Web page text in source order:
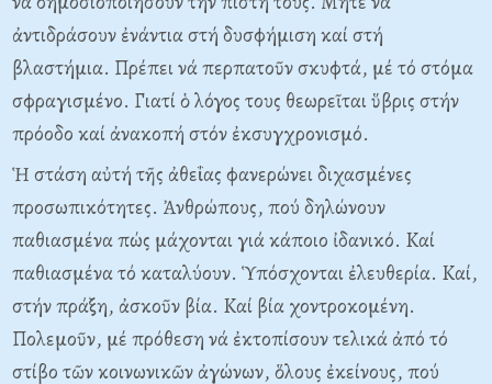
ἀντιδράσουν ἐνάντια στή δυσφήμιση καί στή
βλαστήμια. Πρέπει νά περπατοῦν σκυφτά, μέ τό στόμα
σφραγισμένο. Γιατί ὁ λόγος τους θεωρεῖται ὕβρις στήν
πρόοδο καί ἀνακοπή στόν ἐκσυγχρονισμό.
Ἡ στάση αὐτή τῆς ἀθεΐας φανερώνει διχασμένες
προσωπικότητες. Ἀνθρώπους, πού δηλώνουν
παθιασμένα πώς μάχονται γιά κάποιο ἰδανικό. Kαί
παθιασμένα τό καταλύουν. Ὑπόσχονται ἐλευθερία. Kαί,
στήν πράξη, ἀσκοῦν βία. Kαί βία χοντροκομένη.
Πολεμοῦν, μέ πρόθεση νά ἐκτοπίσουν τελικά ἀπό τό
στίβο τῶν κοινωνικῶν ἀγώνων, ὅλους ἐκείνους, πού